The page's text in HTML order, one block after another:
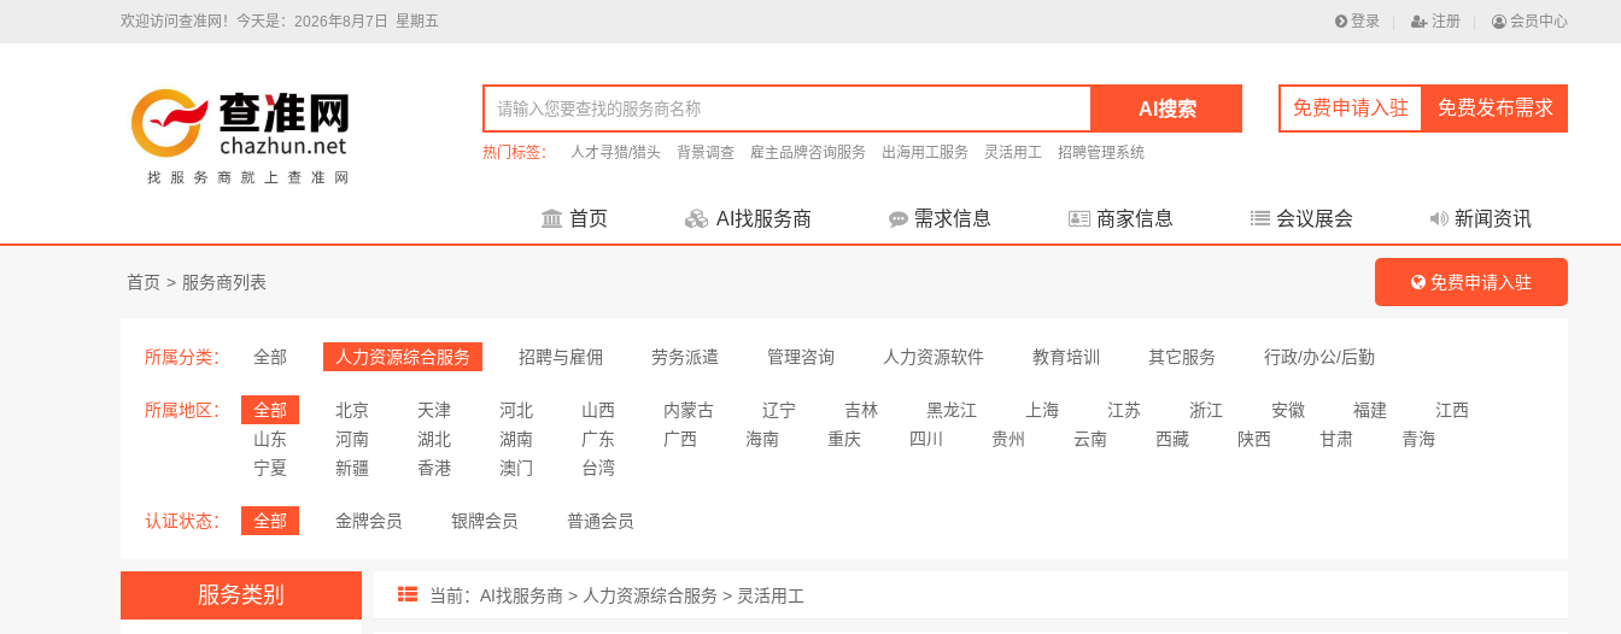
欢迎访问查准网！ 今天是：2026年8月7日 星期五 登录 注册 会员中心
AI搜索
热门标签： 人才寻猎/猎头 背景调查 雇主品牌咨询服务 出海用工服务 灵活用工 招聘管理系统
免费申请入驻 免费发布需求
首页 AI找服务商 需求信息 商家信息 会议展会 新闻资讯
首页 > 服务商列表 免费申请入驻
所属分类： 全部 人力资源综合服务 招聘与雇佣 劳务派遣 管理咨询 人力资源软件 教育培训 其它服务 行政/办公/后勤
所属地区： 全部 北京 天津 河北 山西 内蒙古 辽宁 吉林 黑龙江 上海 江苏 浙江 安徽 福建
江西
山东
河南 湖北 湖南 广东 广西 海南 重庆 四川 贵州 云南 西藏 陕西 甘肃
青海
宁夏
新疆 香港 澳门 台湾
认证状态： 全部 金牌会员 银牌会员 普通会员
服务类别 当前：AI找服务商 > 人力资源综合服务 > 灵活用工